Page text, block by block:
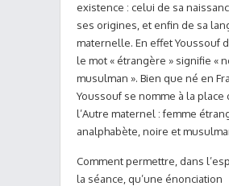
existence : celui de sa
ses origines, et enfin de sa
maternelle. En effet Youssouf
le mot « étrangère » signifie «
musulman ». Bien que né en
Youssouf se nomme à la place
l’Autre maternel : femme
analphabète, noire et
Comment permettre, dans
la séance, qu’une énonciation